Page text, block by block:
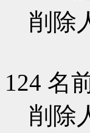
削除
124 名
削除